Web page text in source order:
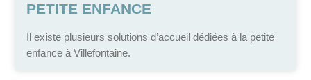
PETITE ENFANCE
Il existe plusieurs solutions d’accueil dédiées à la petite
enfance à Villefontaine.